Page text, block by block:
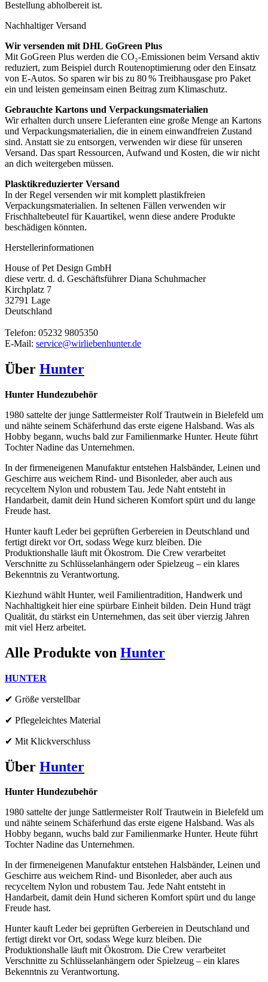
Bestellung abholbereit ist.
Nachhaltiger Versand
Wir versenden mit DHL GoGreen Plus
Mit GoGreen Plus werden die CO₂-Emissionen beim Versand aktiv
reduziert, zum Beispiel durch Routenoptimierung oder den Einsatz
von E-Autos. So sparen wir bis zu 80 % Treibhausgase pro Paket
ein und leisten gemeinsam einen Beitrag zum Klimaschutz.
Gebrauchte Kartons und Verpackungsmaterialien
Wir erhalten durch unsere Lieferanten eine große Menge an Kartons
und Verpackungsmaterialien, die in einem einwandfreien Zustand
sind. Anstatt sie zu entsorgen, verwenden wir diese für unseren
Versand. Das spart Ressourcen, Aufwand und Kosten, die wir nicht
an dich weitergeben müssen.
Plasktikreduzierter Versand
In der Regel versenden wir mit komplett plastikfreien
Verpackungsmaterialien. In seltenen Fällen verwenden wir
Frischhaltebeutel für Kauartikel, wenn diese andere Produkte
beschädigen könnten.
Herstellerinformationen
House of Pet Design GmbH
diese vertr. d. d. Geschäftsführer Diana Schuhmacher
Kirchplatz 7
32791 Lage
Deutschland
Telefon: 05232 9805350
E-Mail: service@wirliebenhunter.de
Über Hunter
Hunter Hundezubehör
1980 sattelte der junge Sattlermeister Rolf Trautwein in Bielefeld um
und nähte seinem Schäferhund das erste eigene Halsband. Was als
Hobby begann, wuchs bald zur Familienmarke Hunter. Heute führt
Tochter Nadine das Unternehmen.
In der firmeneigenen Manufaktur entstehen Halsbänder, Leinen und
Geschirre aus weichem Rind- und Bisonleder, aber auch aus
recyceltem Nylon und robustem Tau. Jede Naht entsteht in
Handarbeit, damit dein Hund sicheren Komfort spürt und du lange
Freude hast.
Hunter kauft Leder bei geprüften Gerbereien in Deutschland und
fertigt direkt vor Ort, sodass Wege kurz bleiben. Die
Produktionshalle läuft mit Ökostrom. Die Crew verarbeitet
Verschnitte zu Schlüsselanhängern oder Spielzeug – ein klares
Bekenntnis zu Verantwortung.
Kiezhund wählt Hunter, weil Familientradition, Handwerk und
Nachhaltigkeit hier eine spürbare Einheit bilden. Dein Hund trägt
Qualität, du stärkst ein Unternehmen, das seit über vierzig Jahren
mit viel Herz arbeitet.
Alle Produkte von Hunter
HUNTER
✔ Größe verstellbar
✔ Pflegeleichtes Material
✔ Mit Klickverschluss
Über Hunter
Hunter Hundezubehör
1980 sattelte der junge Sattlermeister Rolf Trautwein in Bielefeld um
und nähte seinem Schäferhund das erste eigene Halsband. Was als
Hobby begann, wuchs bald zur Familienmarke Hunter. Heute führt
Tochter Nadine das Unternehmen.
In der firmeneigenen Manufaktur entstehen Halsbänder, Leinen und
Geschirre aus weichem Rind- und Bisonleder, aber auch aus
recyceltem Nylon und robustem Tau. Jede Naht entsteht in
Handarbeit, damit dein Hund sicheren Komfort spürt und du lange
Freude hast.
Hunter kauft Leder bei geprüften Gerbereien in Deutschland und
fertigt direkt vor Ort, sodass Wege kurz bleiben. Die
Produktionshalle läuft mit Ökostrom. Die Crew verarbeitet
Verschnitte zu Schlüsselanhängern oder Spielzeug – ein klares
Bekenntnis zu Verantwortung.